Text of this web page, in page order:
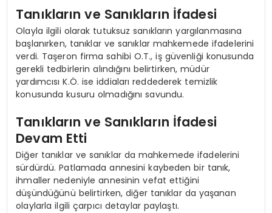
Tanıkların ve Sanıkların İfadesi
Olayla ilgili olarak tutuksuz sanıkların yargılanmasına
başlanırken, tanıklar ve sanıklar mahkemede ifadelerini
verdi. Taşeron firma sahibi O.T., iş güvenliği konusunda
gerekli tedbirlerin alındığını belirtirken, müdür
yardımcısı K.Ö. ise iddiaları reddederek temizlik
konusunda kusuru olmadığını savundu.
Tanıkların ve Sanıkların İfadesi
Devam Etti
Diğer tanıklar ve sanıklar da mahkemede ifadelerini
sürdürdü. Patlamada annesini kaybeden bir tanık,
ihmaller nedeniyle annesinin vefat ettiğini
düşündüğünü belirtirken, diğer tanıklar da yaşanan
olaylarla ilgili çarpıcı detaylar paylaştı.